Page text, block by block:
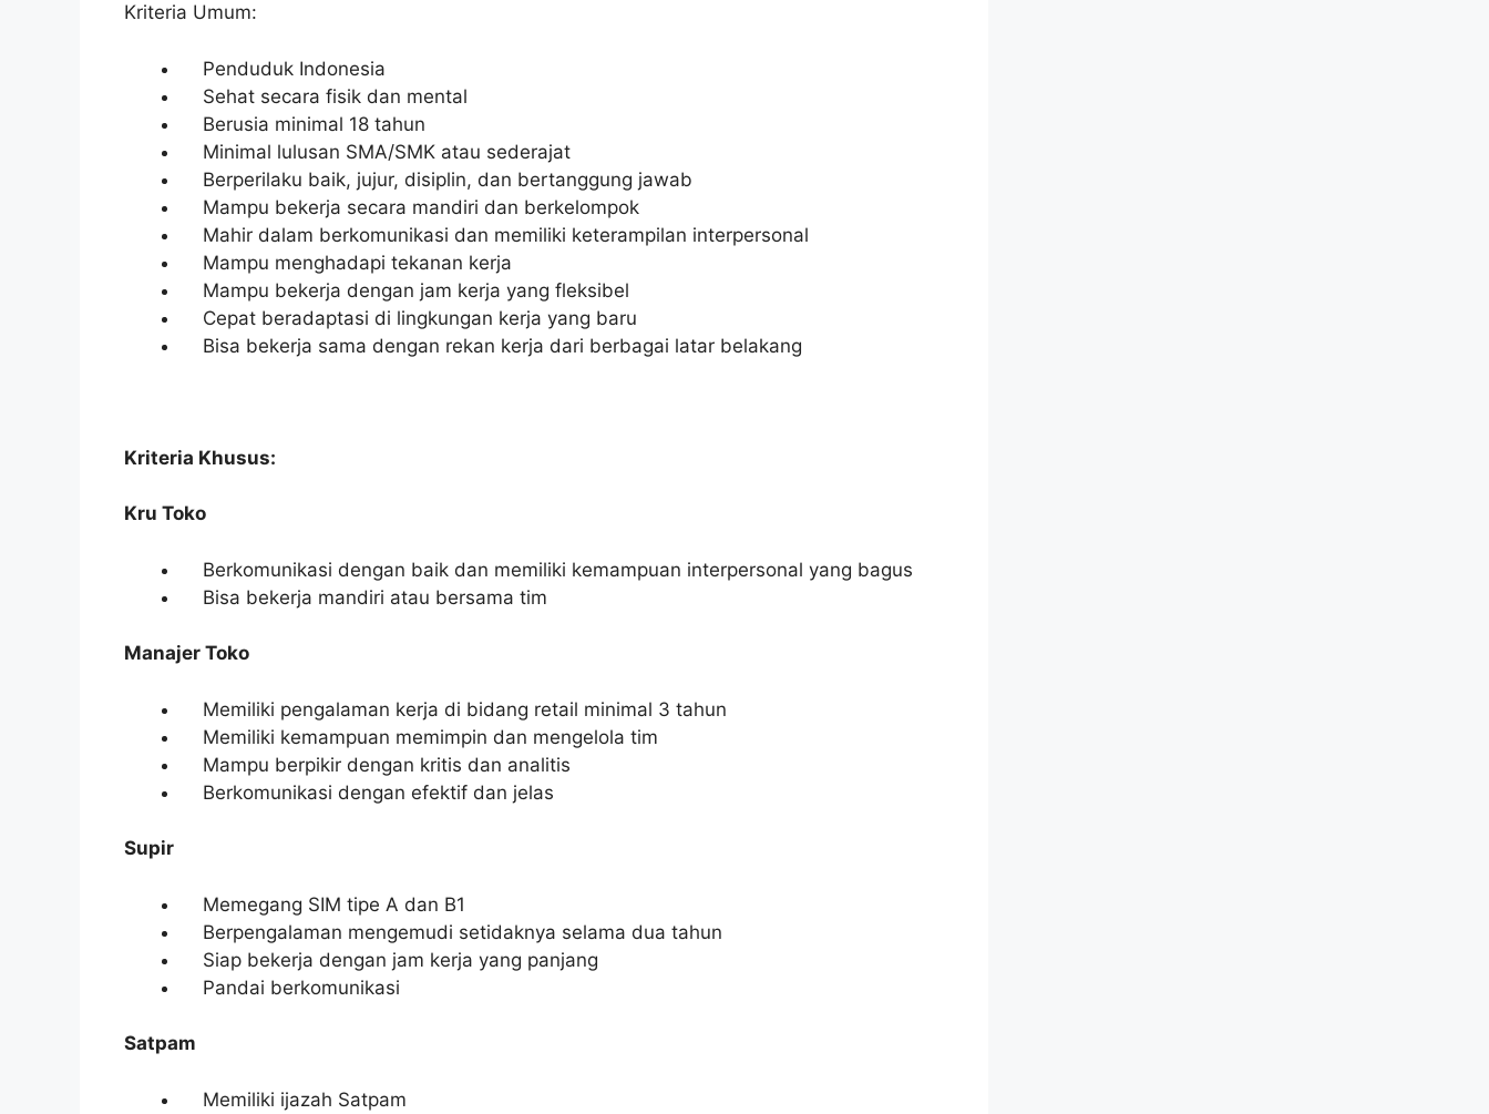
Kriteria Umum:
Penduduk Indonesia
Sehat secara fisik dan mental
Berusia minimal 18 tahun
Minimal lulusan SMA/SMK atau sederajat
Berperilaku baik, jujur, disiplin, dan bertanggung jawab
Mampu bekerja secara mandiri dan berkelompok
Mahir dalam berkomunikasi dan memiliki keterampilan interpersonal
Mampu menghadapi tekanan kerja
Mampu bekerja dengan jam kerja yang fleksibel
Cepat beradaptasi di lingkungan kerja yang baru
Bisa bekerja sama dengan rekan kerja dari berbagai latar belakang
Kriteria Khusus:
Kru Toko
Berkomunikasi dengan baik dan memiliki kemampuan interpersonal yang bagus
Bisa bekerja mandiri atau bersama tim
Manajer Toko
Memiliki pengalaman kerja di bidang retail minimal 3 tahun
Memiliki kemampuan memimpin dan mengelola tim
Mampu berpikir dengan kritis dan analitis
Berkomunikasi dengan efektif dan jelas
Supir
Memegang SIM tipe A dan B1
Berpengalaman mengemudi setidaknya selama dua tahun
Siap bekerja dengan jam kerja yang panjang
Pandai berkomunikasi
Satpam
Memiliki ijazah Satpam